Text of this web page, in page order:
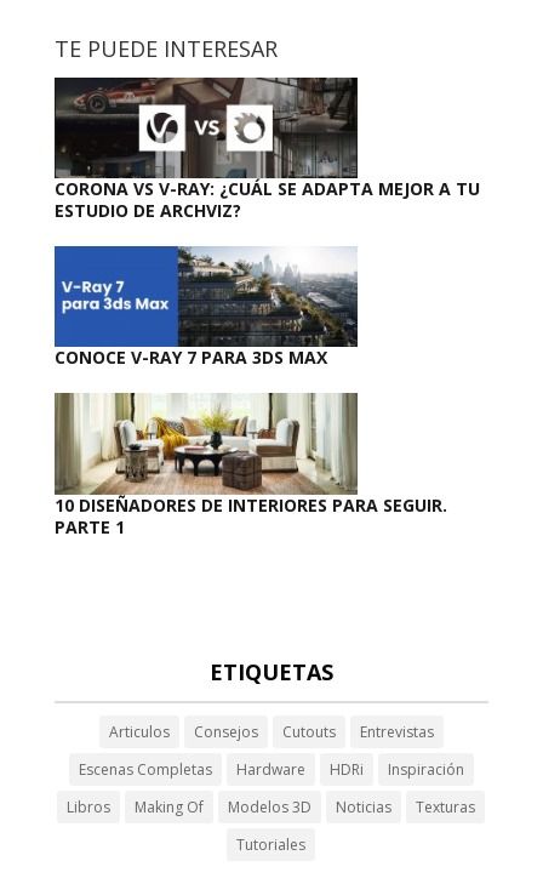
TE PUEDE INTERESAR
CORONA VS V-RAY: ¿CUÁL SE ADAPTA MEJOR A TU
ESTUDIO DE ARCHVIZ?
CONOCE V-RAY 7 PARA 3DS MAX
10 DISEÑADORES DE INTERIORES PARA SEGUIR.
PARTE 1
ETIQUETAS
Articulos Consejos Cutouts
Entrevistas
Escenas Completas
Hardware HDRi
Inspiración
Libros
Making Of Modelos 3D Noticias
Texturas
Tutoriales